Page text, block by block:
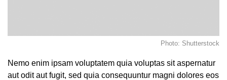
Photo: Shutterstock
Nemo enim ipsam voluptatem quia voluptas sit aspernatur
aut odit aut fugit, sed quia consequuntur magni dolores eos